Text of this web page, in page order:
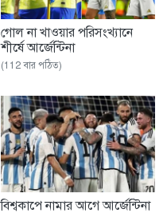
গোল না খাওয়ার পরিসংখ্যানে
শীর্ষে আর্জেন্টিনা
(112 বার পঠিত)
বিশ্বকাপে নামার আগে আর্জেন্টিনা